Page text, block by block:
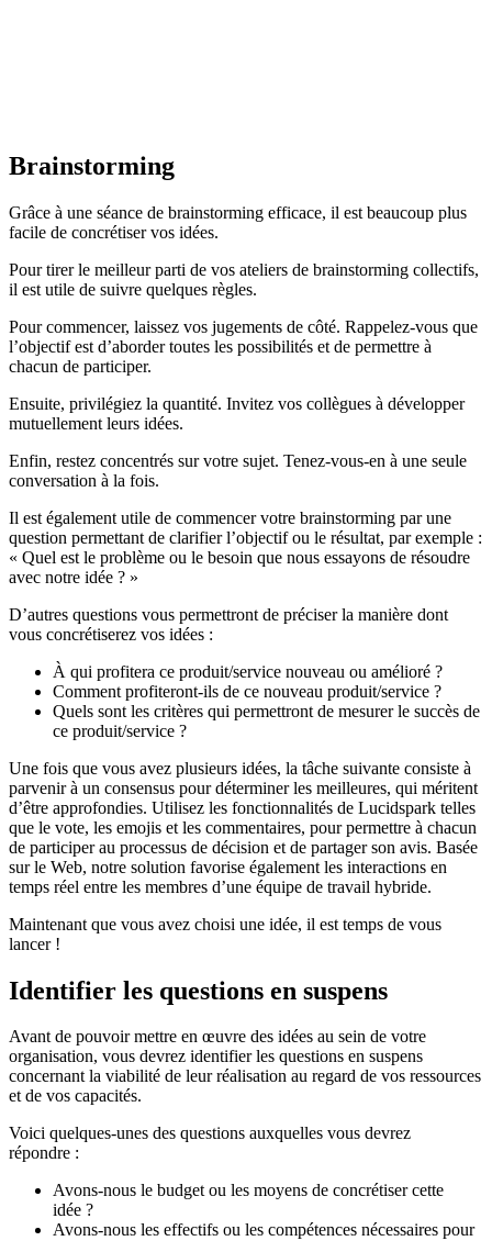
Brainstorming
Grâce à une séance de brainstorming efficace, il est beaucoup plus
facile de concrétiser vos idées.
Pour tirer le meilleur parti de vos ateliers de brainstorming collectifs,
il est utile de suivre quelques règles.
Pour commencer, laissez vos jugements de côté. Rappelez-vous que
l’objectif est d’aborder toutes les possibilités et de permettre à
chacun de participer.
Ensuite, privilégiez la quantité. Invitez vos collègues à développer
mutuellement leurs idées.
Enfin, restez concentrés sur votre sujet. Tenez-vous-en à une seule
conversation à la fois.
Il est également utile de commencer votre brainstorming par une
question permettant de clarifier l’objectif ou le résultat, par exemple :
« Quel est le problème ou le besoin que nous essayons de résoudre
avec notre idée ? »
D’autres questions vous permettront de préciser la manière dont
vous concrétiserez vos idées :
À qui profitera ce produit/service nouveau ou amélioré ?
Comment profiteront-ils de ce nouveau produit/service ?
Quels sont les critères qui permettront de mesurer le succès de
ce produit/service ?
Une fois que vous avez plusieurs idées, la tâche suivante consiste à
parvenir à un consensus pour déterminer les meilleures, qui méritent
d’être approfondies. Utilisez les fonctionnalités de Lucidspark telles
que le vote, les emojis et les commentaires, pour permettre à chacun
de participer au processus de décision et de partager son avis. Basée
sur le Web, notre solution favorise également les interactions en
temps réel entre les membres d’une équipe de travail hybride.
Maintenant que vous avez choisi une idée, il est temps de vous
lancer !
Identifier les questions en suspens
Avant de pouvoir mettre en œuvre des idées au sein de votre
organisation, vous devrez identifier les questions en suspens
concernant la viabilité de leur réalisation au regard de vos ressources
et de vos capacités.
Voici quelques-unes des questions auxquelles vous devrez
répondre :
Avons-nous le budget ou les moyens de concrétiser cette
idée ?
Avons-nous les effectifs ou les compétences nécessaires pour